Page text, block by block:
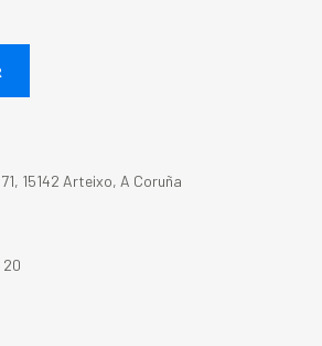
15142 Arteixo, A Coruña
20